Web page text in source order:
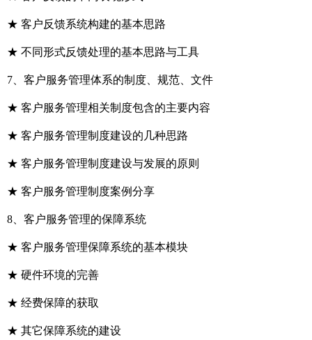
★ 客户反馈系统构建的基本思路
★ 不同形式反馈处理的基本思路与工具
7、客户服务管理体系的制度、规范、文件
★ 客户服务管理相关制度包含的主要内容
★ 客户服务管理制度建设的几种思路
★ 客户服务管理制度建设与发展的原则
★ 客户服务管理制度案例分享
8、客户服务管理的保障系统
★ 客户服务管理保障系统的基本模块
★ 硬件环境的完善
★ 经费保障的获取
★ 其它保障系统的建设